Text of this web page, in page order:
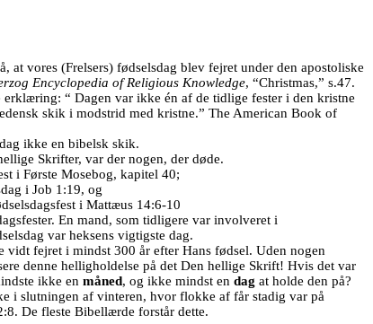
at vores (Frelsers) fødselsdag blev fejret under den apostoliske
Encyclopedia of Religious Knowledge, “Christmas,” s.47.
“ Dagen var ikke én af de tidlige fester i den kristne
skik i modstrid med kristne.” The American Book of
ikke en bibelsk skik.
Skrifter, var der nogen, der døde.
i Første Mosebog, kapitel 40;
i Job 1:19, og
i Mattæus 14:6-10
En mand, som tidligere var involveret i
var heksens vigtigste dag.
fejret i mindst 300 år efter Hans fødsel. Uden nogen
denne helligholdelse på det Den hellige Skrift! Hvis det var
ikke en måned, og ikke mindst en dag at holde den på?
i slutningen af vinteren, hvor flokke af får stadig var på
De fleste Bibellærde forstår dette.